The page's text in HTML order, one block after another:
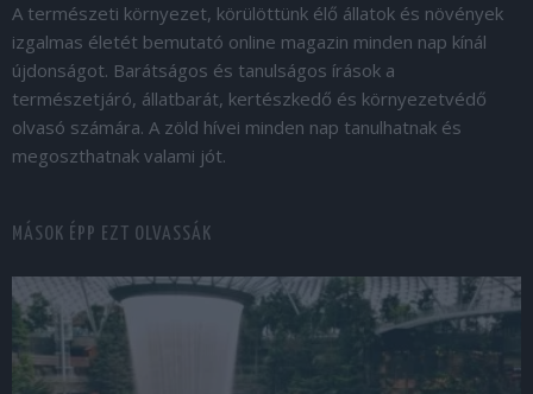
A természeti környezet, körülöttünk élő állatok és növények
izgalmas életét bemutató online magazin minden nap kínál
újdonságot. Barátságos és tanulságos írások a
természetjáró, állatbarát, kertészkedő és környezetvédő
olvasó számára. A zöld hívei minden nap tanulhatnak és
megoszthatnak valami jót.
MÁSOK ÉPP EZT OLVASSÁK